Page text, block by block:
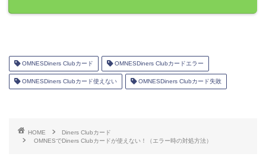
OMNESDiners Clubカード OMNESDiners Clubカードエラー
OMNESDiners Clubカード使えない OMNESDiners Clubカード失敗
HOME
Diners Clubカード
OMNESでDiners Clubカードが使えない！（エラー時の対処方法）